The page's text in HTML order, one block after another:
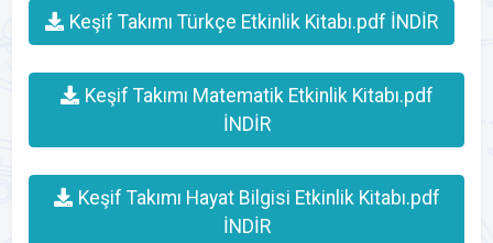
Keşif Takımı Türkçe Etkinlik Kitabı.pdf İNDİR
Keşif Takımı Matematik Etkinlik Kitabı.pdf
İNDİR
Keşif Takımı Hayat Bilgisi Etkinlik Kitabı.pdf
İNDİR